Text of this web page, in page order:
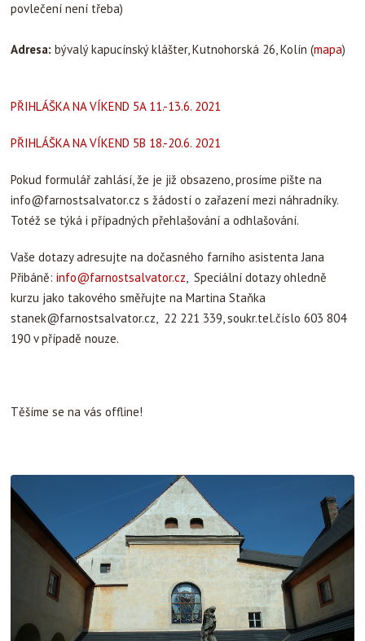
povlečení není třeba)
Adresa: bývalý kapucínský klášter, Kutnohorská 26, Kolín (mapa)
PŘIHLÁŠKA NA VÍKEND 5A 11.-13.6. 2021
PŘIHLÁŠKA NA VÍKEND 5B 18.-20.6. 2021
Pokud formulář zahlásí, že je již obsazeno, prosíme pište na
info@farnostsalvator.cz s žádostí o zařazení mezi náhradníky.
Totéž se týká i případných přehlašování a odhlašování.
Vaše dotazy adresujte na dočasného farního asistenta Jana
Přibáně: info@farnostsalvator.cz, Speciální dotazy ohledně
kurzu jako takového směřujte na Martina Staňka
stanek@farnostsalvator.cz, 22 221 339, soukr.tel.číslo 603 804
190 v případě nouze.
Těšíme se na vás offline!